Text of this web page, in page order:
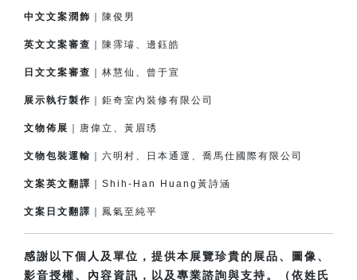
中文文案潤飾 ｜陳俊男
英文文案審查 ｜陳霈璿、邊鈺皓
日文文案審查 ｜林慧仙、曾于宣
展示執行製作 ｜鉅奇室內裝修有限公司
文物佈展 ｜唐偉立、黃眉琇
文物包裝運輸 ｜六明村、日本通運、喬馬仕國際有限公司
文案英文翻譯 ｜Shih-Han Huang黃詩涵
文案日文翻譯 ｜鳳氣至純平
感謝以下個人及單位，提供本展覽珍貴的展品、圖像、
影音授權、內容資訊，以及專業諮詢與支持。（依姓氏